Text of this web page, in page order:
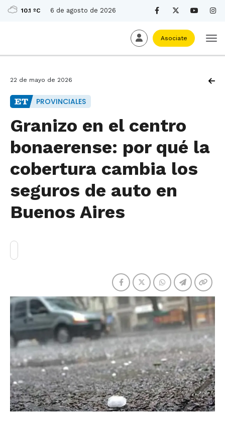
10.1 ºC 6 de agosto de 2026
Asociate
22 de mayo de 2026
PROVINCIALES
Granizo en el centro
bonaerense: por qué la
cobertura cambia los
seguros de auto en
Buenos Aires